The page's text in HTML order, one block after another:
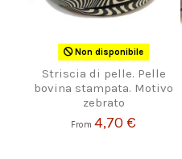
Non disponibile
Striscia di pelle. Pelle
bovina stampata. Motivo
zebrato
From4,70 €